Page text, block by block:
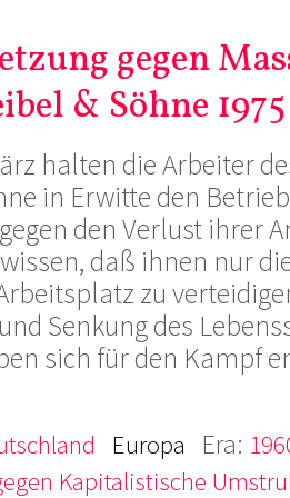
gegen
& Söhne 1975
halten die Arbeiter
in Erwitte den
den Verlust ihrer
daß ihnen nur
zu
Senkung des
sich für den Kampf
Europa Era:
Kapitalistische